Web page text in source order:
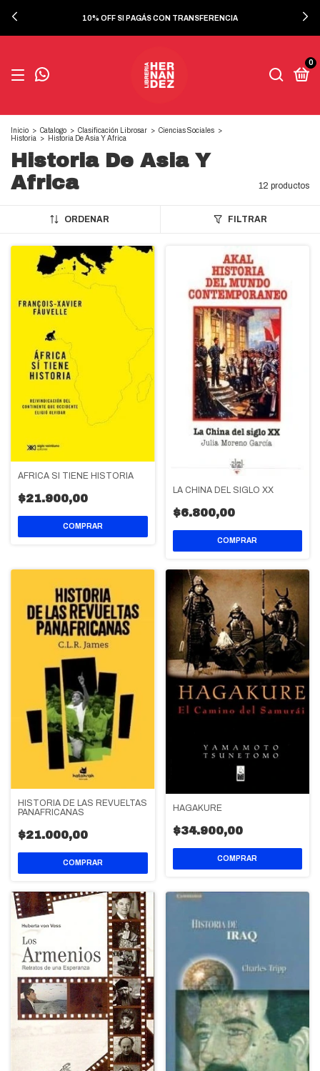
10% OFF SI PAGÁS CON TRANSFERENCIA
0
Inicio > Catalogo > Clasificación Librosar > Ciencias Sociales >
Historia
> Historia De Asia Y Africa
Historia De Asia Y
Africa
12 productos
ORDENAR FILTRAR
ÁFRICA SI TIENE HISTORIA
$21.900,00
LA CHINA DEL SIGLO XX
$6.800,00
HISTORIA DE LAS REVUELTAS
PANAFRICANAS
$21.000,00
HAGAKURE
$34.900,00